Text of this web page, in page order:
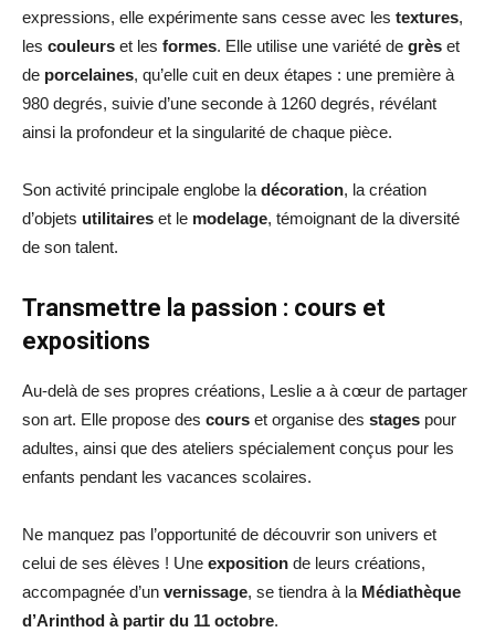
expressions, elle expérimente sans cesse avec les textures,
les couleurs et les formes. Elle utilise une variété de grès et
de porcelaines, qu’elle cuit en deux étapes : une première à
980 degrés, suivie d’une seconde à 1260 degrés, révélant
ainsi la profondeur et la singularité de chaque pièce.
Son activité principale englobe ladécoration, la création
d’objets utilitaires et le modelage, témoignant de la diversité
de son talent.
Transmettre la passion : cours et
expositions
Au-delà de ses propres créations, Leslie a à cœur de partager
son art. Elle propose des cours et organise des stages pour
adultes, ainsi que des ateliers spécialement conçus pour les
enfants pendant les vacances scolaires.
Ne manquez pas l’opportunité de découvrir son univers et
celui de ses élèves ! Une exposition de leurs créations,
accompagnée d’un vernissage, se tiendra à la Médiathèque
d’Arinthod à partir du 11 octobre.